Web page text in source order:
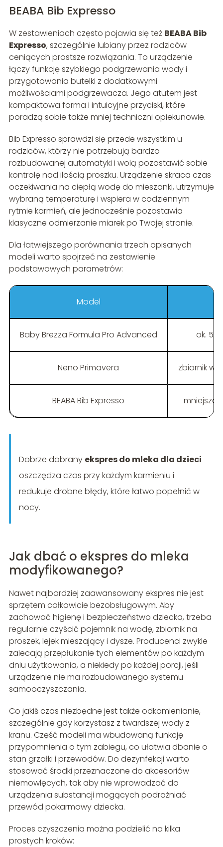
BEABA Bib Expresso
W zestawieniach często pojawia się też BEABA Bib
Expresso, szczególnie lubiany przez rodziców
ceniących prostsze rozwiązania. To urządzenie
łączy funkcję szybkiego podgrzewania wody i
przygotowania butelki z dodatkowymi
możliwościami podgrzewacza. Jego atutem jest
kompaktowa forma i intuicyjne przyciski, które
poradzą sobie także mniej techniczni opiekunowie.
Bib Expresso sprawdzi się przede wszystkim u
rodziców, którzy nie potrzebują bardzo
rozbudowanej automatyki i wolą pozostawić sobie
kontrolę nad ilością proszku. Urządzenie skraca czas
oczekiwania na ciepłą wodę do mieszanki, utrzymuje
wybraną temperaturę i wspiera w codziennym
rytmie karmień, ale jednocześnie pozostawia
klasyczne odmierzanie miarek po Twojej stronie.
Dla łatwiejszego porównania trzech opisanych
modeli warto spojrzeć na zestawienie
podstawowych parametrów:
Model
Baby Brezza Formula Pro Advanced ok.
Neno Primavera zbiornik
BEABA Bib Expresso mniejsza
Dobrze dobrany ekspres do mleka dla dzieci
oszczędza czas przy każdym karmieniu i
redukuje drobne błędy, które łatwo popełnić w
nocy.
Jak dbać o ekspres do mleka
modyfikowanego?
Nawet najbardziej zaawansowany ekspres nie jest
sprzętem całkowicie bezobsługowym. Aby
zachować higienę i bezpieczeństwo dziecka, trzeba
regularnie czyścić pojemnik na wodę, zbiornik na
proszek, lejek mieszający i dysze. Producenci zwykle
zalecają przepłukanie tych elementów po każdym
dniu użytkowania, a niekiedy po każdej porcji, jeśli
urządzenie nie ma rozbudowanego systemu
samooczyszczania.
Co jakiś czas niezbędne jest także odkamienianie,
szczególnie gdy korzystasz z twardszej wody z
kranu. Część modeli ma wbudowaną funkcję
przypomnienia o tym zabiegu, co ułatwia dbanie o
stan grzałki i przewodów. Do dezynfekcji warto
stosować środki przeznaczone do akcesoriów
niemowlęcych, tak aby nie wprowadzać do
urządzenia substancji mogących podrażniać
przewód pokarmowy dziecka.
Proces czyszczenia można podzielić na kilka
prostych kroków: